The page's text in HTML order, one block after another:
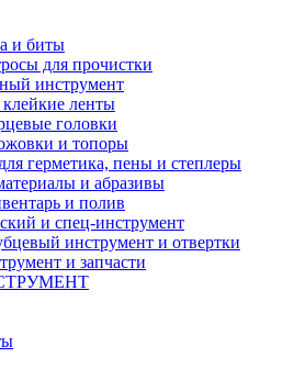
и биты
для прочистки
инструмент
ленты
головки
и топоры
герметика, пены и степлеры
и абразивы
и полив
и спец-инструмент
инструмент и отвертки
и запчасти